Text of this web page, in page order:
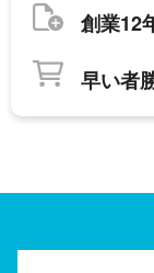
創業12
早い者